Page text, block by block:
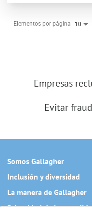
Elementos por página 10
Empresas
Evitar
Somos Gallagher
Inclusión y diversidad
La manera de Gallagher
Privacidad de los